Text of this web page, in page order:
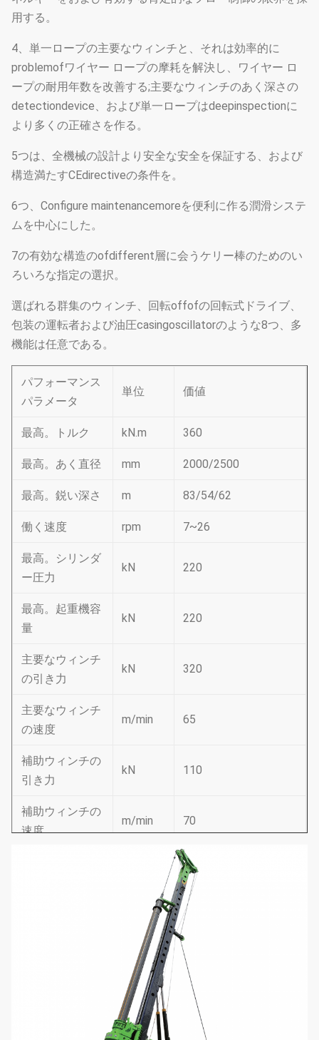
用する。
4、単一ロープの主要なウィンチと、それは効率的に
problemofワイヤー ロープの摩耗を解決し、ワイヤー ロ
ープの耐用年数を改善する;主要なウィンチのあく深さの
detectiondevice、および単一ロープはdeepinspectionに
より多くの正確さを作る。
5つは、全機械の設計より安全な安全を保証する、および
構造満たすCEdirectiveの条件を。
6つ、Configure maintenancemoreを便利に作る潤滑システ
ムを中心にした。
7の有効な構造のofdifferent層に会うケリー棒のためのい
ろいろな指定の選択。
選ばれる群集のウィンチ、回転offofの回転式ドライブ、
包装の運転者および油圧casingoscillatorのような8つ、多
機能は任意である。
パフォーマンス
パラメータ
単位 価値
最高。トルク kN.m 360
最高。あく直径 mm 2000/2500
最高。鋭い深さ m 83/54/62
働く速度 rpm 7~26
最高。シリンダ
ー圧力
kN 220
最高。起重機容
量
kN 220
主要なウィンチ
の引き力
kN 320
主要なウィンチ
の速度
m/min 65
補助ウィンチの
引き力
kN 110
補助ウィンチの
速度
m/min 70
6000
±5